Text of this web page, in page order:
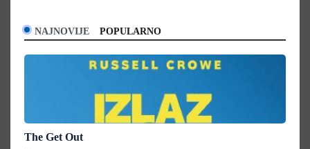
NAJNOVIJE POPULARNO
The Get Out